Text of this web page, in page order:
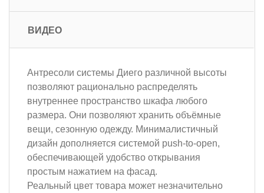
ВИДЕО
Антресоли системы Диего различной высоты
позволяют рационально распределять
внутреннее пространство шкафа любого
размера. Они позволяют хранить объёмные
вещи, сезонную одежду. Минималистичный
дизайн дополняется системой push-to-open,
обеспечивающей удобство открывания
простым нажатием на фасад.
Реальный цвет товара может незначительно